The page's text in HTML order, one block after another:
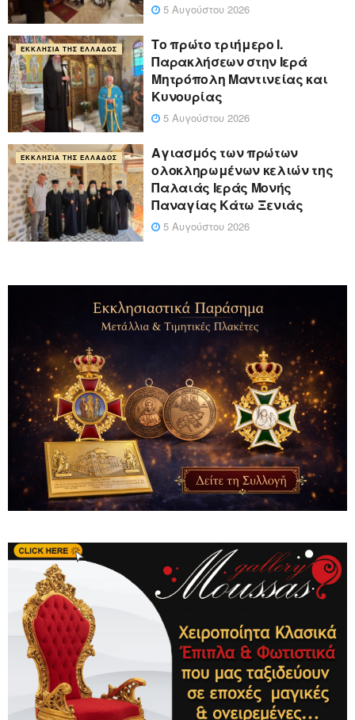
5 Αυγούστου 2026
ΕΚΚΛΗΣΊΑ ΤΗΣ ΕΛΛΆΔΟΣ
Το πρώτο τριήμερο Ι.
Παρακλήσεων στην Ιερά
Μητρόπολη Μαντινείας και
Κυνουρίας
5 Αυγούστου 2026
ΕΚΚΛΗΣΊΑ ΤΗΣ ΕΛΛΆΔΟΣ
Αγιασμός των πρώτων
ολοκληρωμένων κελιών της
Παλαιάς Ιεράς Μονής
Παναγίας Κάτω Ξενιάς
5 Αυγούστου 2026